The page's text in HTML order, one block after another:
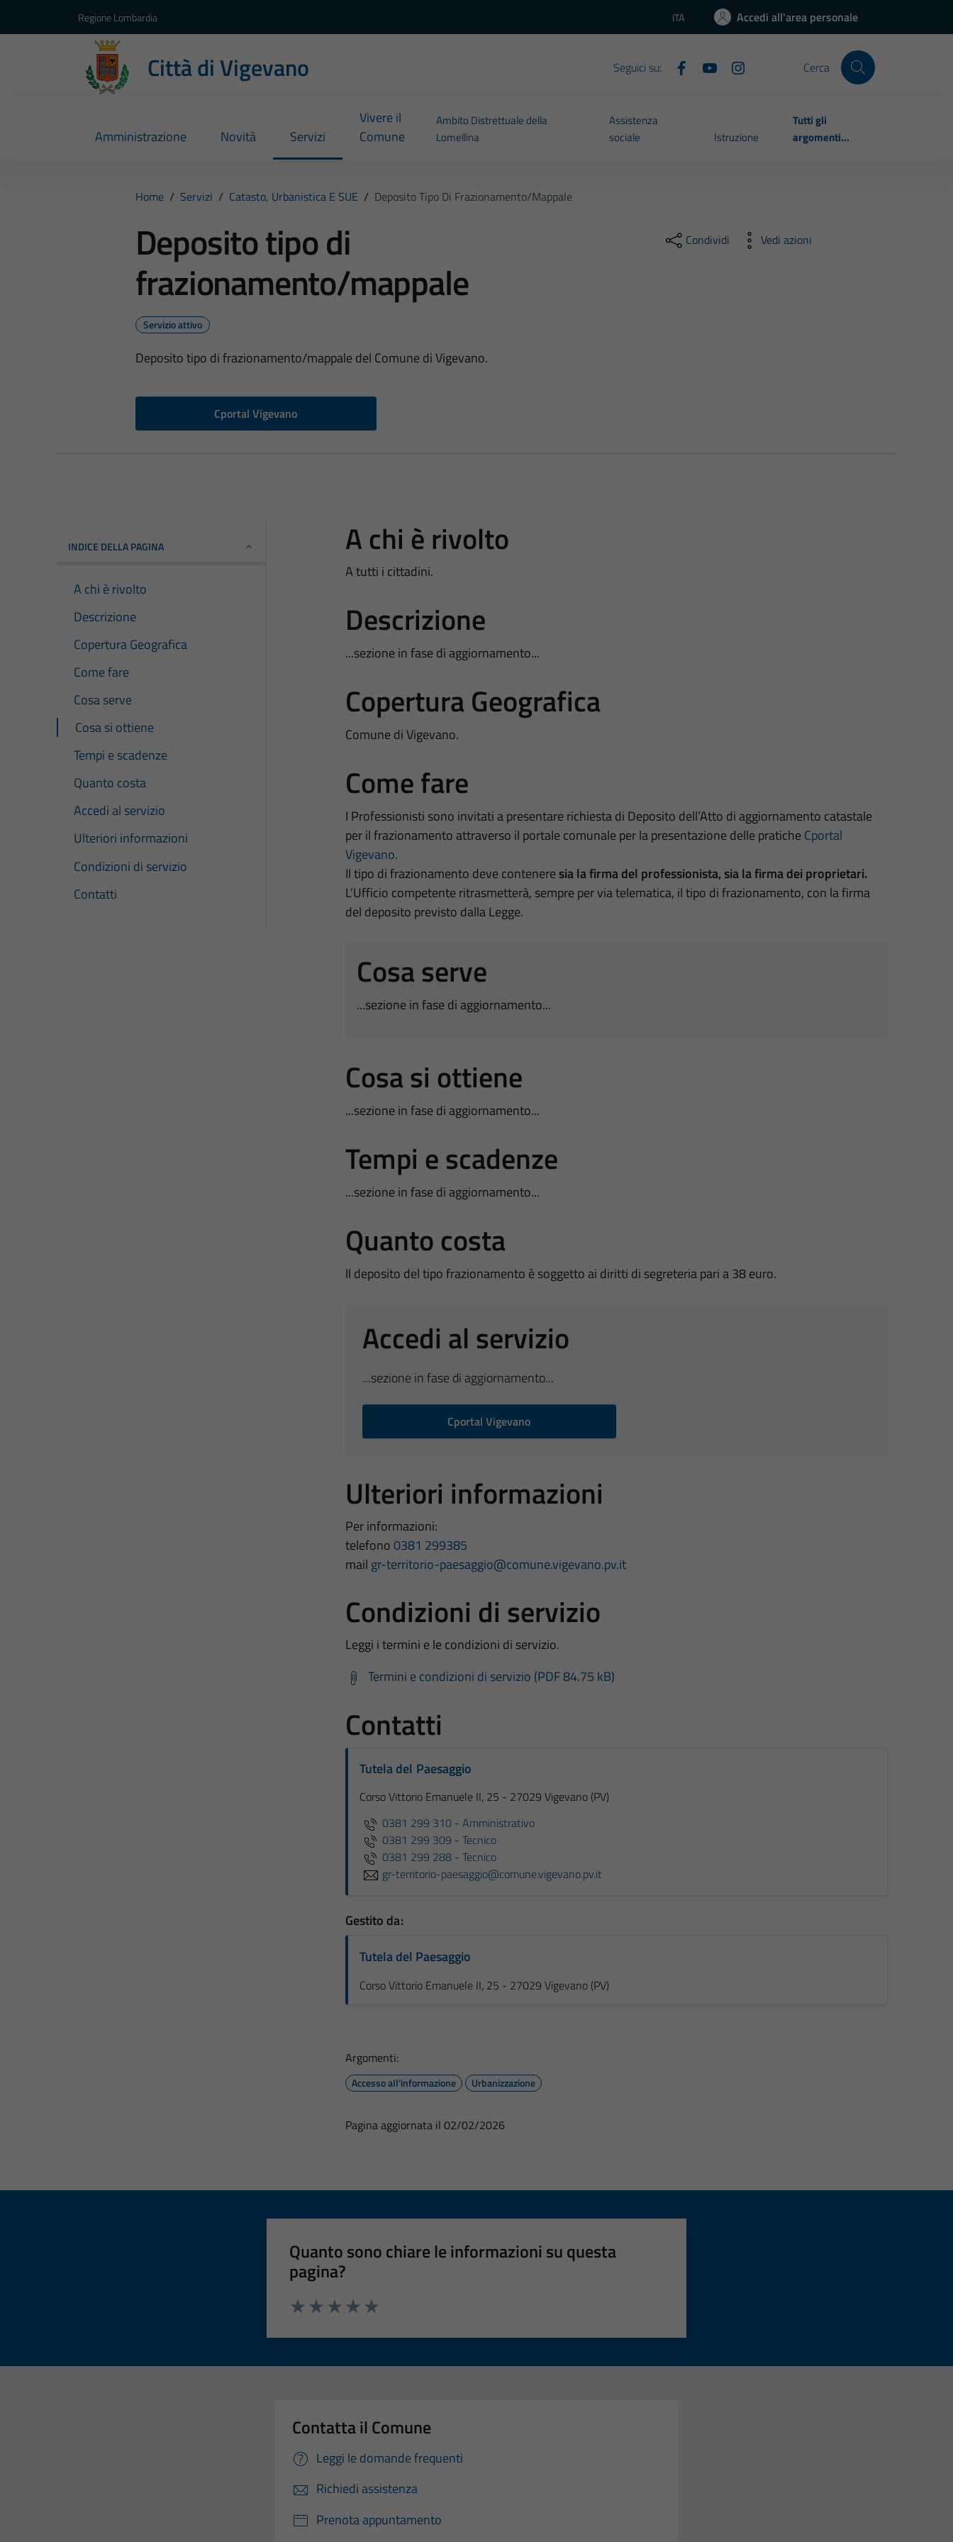
Regione Lombardia Lingua attiva:
ITA Accedi all'area personale
Città di Vigevano Seguici su: Cerca
Amministrazione Novità Servizi
Vivere il
Comune
Ambito Distrettuale della
Lomellina
Assistenza
sociale
Istruzione
Tutti gli
argomenti...
Home / Servizi / Catasto, Urbanistica E SUE / Deposito Tipo Di Frazionamento/mappale
Deposito tipo di
frazionamento/mappale
Servizio attivo
Deposito tipo di frazionamento/mappale del Comune di Vigevano.
Cportal Vigevano
Condividi Vedi azioni
INDICE DELLA PAGINA
A chi è rivolto
Descrizione
Copertura Geografica
Come fare
Cosa serve
Cosa si ottiene
Tempi e scadenze
Quanto costa
Accedi al servizio
Ulteriori informazioni
Condizioni di servizio
Contatti
A chi è rivolto
A tutti i cittadini.
Descrizione
...sezione in fase di aggiornamento...
Copertura Geografica
Comune di Vigevano.
Come fare
I Professionisti sono invitati a presentare richiesta di Deposito dell’Atto di aggiornamento catastale
per il frazionamento attraverso il portale comunale per la presentazione delle pratiche Cportal
Vigevano.
Il tipo di frazionamento deve contenere sia la firma del professionista, sia la firma dei proprietari.
L’Ufficio competente ritrasmetterà, sempre per via telematica, il tipo di frazionamento, con la firma
del deposito previsto dalla Legge.
Cosa serve
...sezione in fase di aggiornamento...
Cosa si ottiene
...sezione in fase di aggiornamento...
Tempi e scadenze
...sezione in fase di aggiornamento...
Quanto costa
Il deposito del tipo frazionamento è soggetto ai diritti di segreteria pari a 38 euro.
Accedi al servizio
...sezione in fase di aggiornamento...
Cportal Vigevano
Ulteriori informazioni
Per informazioni:
telefono0381 299385
mail gr-territorio-paesaggio@comune.vigevano.pv.it
Condizioni di servizio
Leggi i termini e le condizioni di servizio.
Termini e condizioni di servizio (PDF 84.75 kB)
Contatti
Tutela del Paesaggio
Corso Vittorio Emanuele II, 25 - 27029 Vigevano (PV)
0381 299 310 - Amministrativo
0381 299 309 - Tecnico
0381 299 288 - Tecnico
gr-territorio-paesaggio@comune.vigevano.pv.it
Gestito da:
Tutela del Paesaggio
Corso Vittorio Emanuele II, 25 - 27029 Vigevano (PV)
Argomenti:
Accesso all'informazione Urbanizzazione
Pagina aggiornata il 02/02/2026
Quanto sono chiare le informazioni su questa
pagina?
Contatta il Comune
Leggi le domande frequenti
Richiedi assistenza
Prenota appuntamento